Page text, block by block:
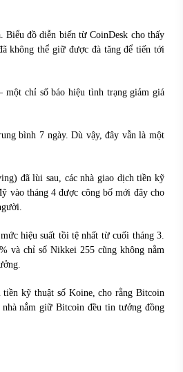
đồ diễn biến từ CoinDesk cho thấy
không thể giữ được đà tăng để tiến tới
một chỉ số báo hiệu tình trạng giảm giá
bình 7 ngày. Dù vậy, đây vẫn là một
đã lùi sau, các nhà giao dịch tiền kỹ
vào tháng 4 được công bố mới đây cho
hiệu suất tồi tệ nhất từ cuối tháng 3.
và chỉ số Nikkei 255 cũng không nằm
kỹ thuật số Koine, cho rằng Bitcoin
nắm giữ Bitcoin đều tin tưởng đồng